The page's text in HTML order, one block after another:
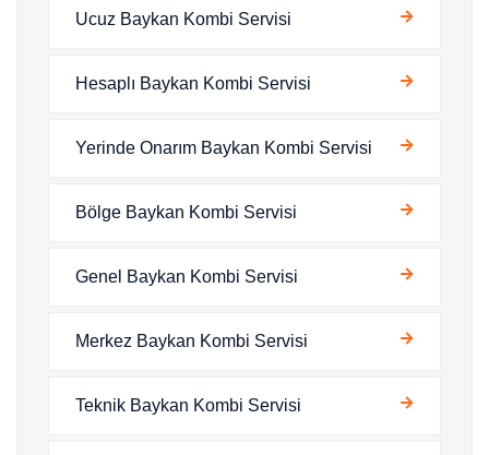
Ucuz Baykan Kombi Servisi
Hesaplı Baykan Kombi Servisi
Yerinde Onarım Baykan Kombi Servisi
Bölge Baykan Kombi Servisi
Genel Baykan Kombi Servisi
Merkez Baykan Kombi Servisi
Teknik Baykan Kombi Servisi